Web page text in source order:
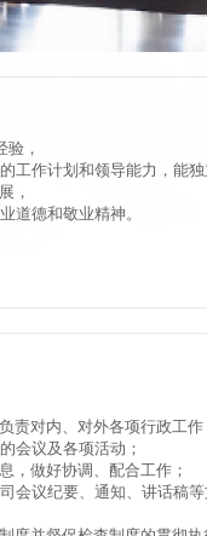
验，
工作计划和领导能力，能
，
道德和敬业精神。
责对内、对外各项行政工作
会议及各项活动；
，做好协调、配合工作；
会议纪要、通知、讲话稿等